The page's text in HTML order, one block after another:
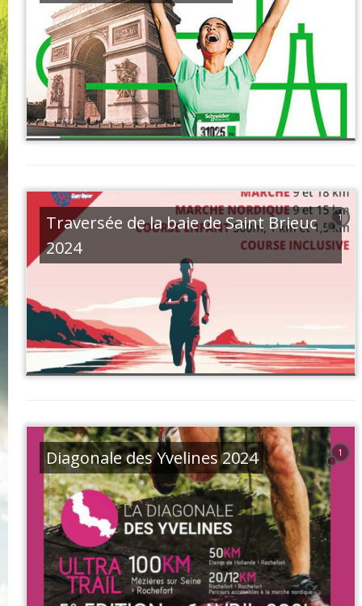
1
Traversée de la baie de Saint Brieuc
2024
1
Diagonale des Yvelines 2024